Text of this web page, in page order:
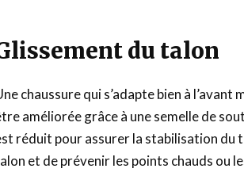
du talon
chaussure qui s’adapte bien à l’avant
améliorée grâce à une semelle de
réduit pour assurer la stabilisation du
et de prévenir les points chauds ou